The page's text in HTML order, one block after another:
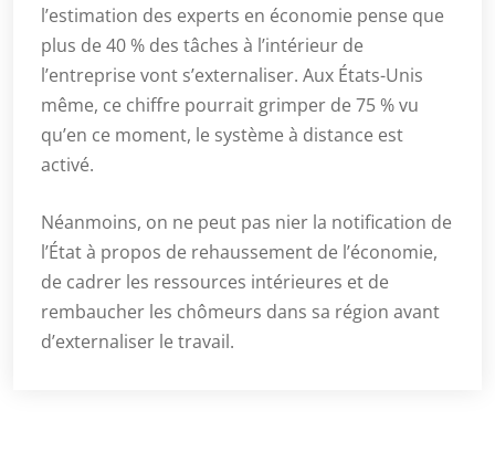
l’estimation des experts en économie pense que
plus de 40 % des tâches à l’intérieur de
l’entreprise vont s’externaliser. Aux États-Unis
même, ce chiffre pourrait grimper de 75 % vu
qu’en ce moment, le système à distance est
activé.
Néanmoins, on ne peut pas nier la notification de
l’État à propos de rehaussement de l’économie,
de cadrer les ressources intérieures et de
rembaucher les chômeurs dans sa région avant
d’externaliser le travail.